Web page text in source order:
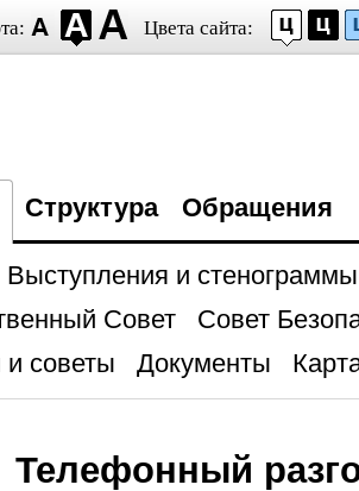
Цвета сайта:
Структура Обращения
Выступления и стенограммы
Совет
Совет
советы
Документы
Телефонный